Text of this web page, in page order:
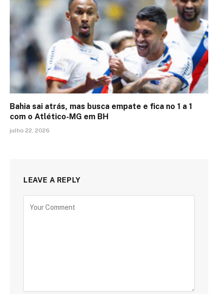
Bahia sai atrás, mas busca empate e fica no 1 a 1
com o Atlético-MG em BH
julho 22, 2026
LEAVE A REPLY